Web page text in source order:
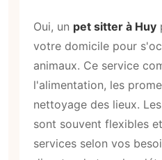
Oui, un pet sitter à Huy
votre domicile pour
animaux. Ce service
l'alimentation, les
nettoyage des lieux.
sont souvent flexibles
services selon vos